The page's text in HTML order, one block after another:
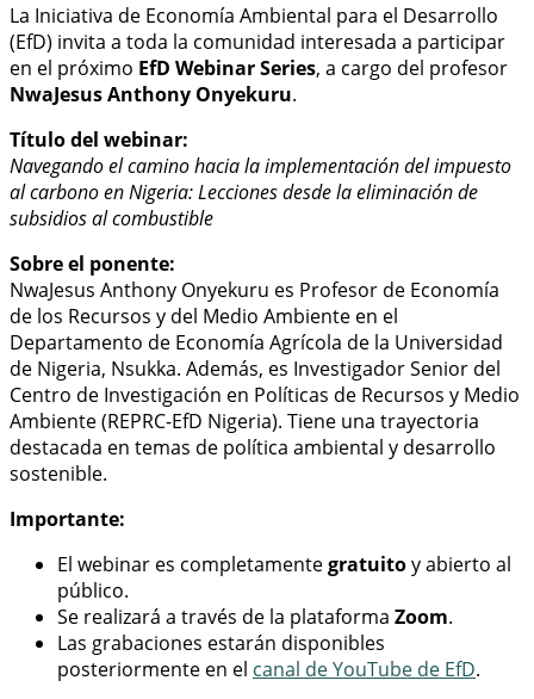
La Iniciativa de Economía Ambiental para el Desarrollo
(EfD) invita a toda la comunidad interesada a participar
en el próximo EfD Webinar Series, a cargo del profesor
NwaJesus Anthony Onyekuru.
Título del webinar:
Navegando el camino hacia la implementación del impuesto
al carbono en Nigeria: Lecciones desde la eliminación de
subsidios al combustible
Sobre el ponente:
NwaJesus Anthony Onyekuru es Profesor de Economía
de los Recursos y del Medio Ambiente en el
Departamento de Economía Agrícola de la Universidad
de Nigeria, Nsukka. Además, es Investigador Senior del
Centro de Investigación en Políticas de Recursos y Medio
Ambiente (REPRC-EfD Nigeria). Tiene una trayectoria
destacada en temas de política ambiental y desarrollo
sostenible.
Importante:
El webinar es completamentegratuitoy abierto al
público.
Se realizará a través de la plataforma Zoom.
Las grabaciones estarán disponibles
posteriormente en el canal de YouTube de EfD.